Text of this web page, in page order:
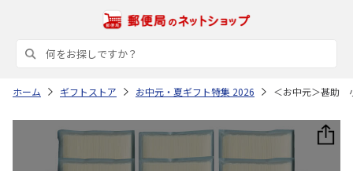
ホーム ギフトストア お中元・夏ギフト特集 2026 ＜お中元＞甚助